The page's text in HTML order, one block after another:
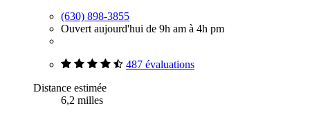
(630) 898-3855
Ouvert aujourd'hui de 9h am à 4h pm
487 évaluations
Distance estimée
6,2 milles